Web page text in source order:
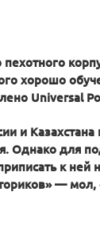
хорошо
Universal
и
Однако для
к
—